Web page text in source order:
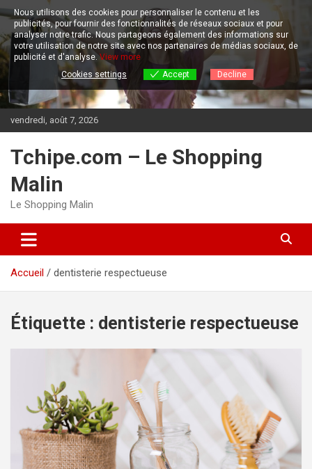
Aller
au
contenu
vendredi, août 7, 2026
Tchipe.com – Le Shopping
Malin
Le Shopping Malin
Accueil dentisterie respectueuse
Étiquette : dentisterie respectueuse
Nous utilisons des cookies pour personnaliser le contenu et les
publicités, pour fournir des fonctionnalités de réseaux sociaux et pour
analyser notre trafic.Nous partageons également des informations sur
votre utilisation de notre site avec nos partenaires de médias sociaux, de
publicité et d'analyse. View more
Cookies settings
Accept Decline